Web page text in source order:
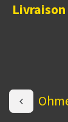
Livraison